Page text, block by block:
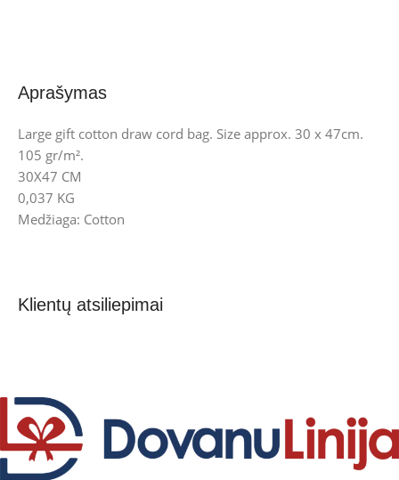
Aprašymas
Large gift cotton draw cord bag. Size approx. 30 x 47cm.
105 gr/m².
30X47 CM
0,037 KG
Medžiaga: Cotton
Klientų atsiliepimai